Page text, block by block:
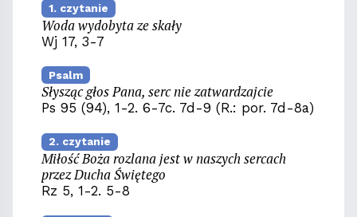
1. czytanie
Woda wydobyta ze skały
Wj 17, 3-7
Psalm
Słysząc głos Pana, serc nie zatwardzajcie
Ps 95 (94), 1-2. 6-7c. 7d-9 (R.: por. 7d-8a)
2. czytanie
Miłość Boża rozlana jest w naszych sercach
przez Ducha Świętego
Rz 5, 1-2. 5-8